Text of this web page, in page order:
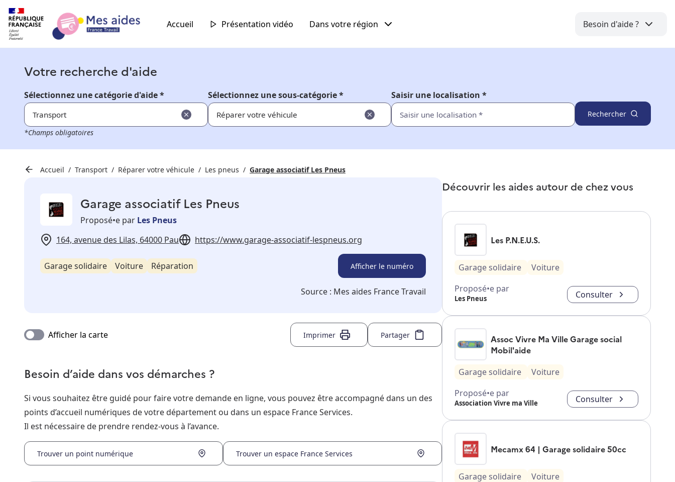
Accueil Présentation vidéo Dans votre région Besoin d'aide ?
Votre recherche d'aide
Sélectionnez une catégorie d'aide *
Transport
Sélectionnez une sous-catégorie *
Réparer votre véhicule
Saisir une localisation *
Rechercher
*Champs obligatoires
Accueil Transport Réparer votre véhicule Les pneus Garage associatif Les Pneus
Garage associatif Les Pneus
Proposé•e par Les Pneus
164, avenue des Lilas, 64000 Pau
https://www.garage-associatif-lespneus.org
Garage solidaire Voiture Réparation Afficher le numéro
Source : Mes aides France Travail
Afficher la carte Imprimer Partager
Besoin d’aide dans vos démarches ?
Si vous souhaitez être guidé pour faire votre demande en ligne, vous pouvez être accompagné dans un des
points d’accueil numériques de votre département ou dans un espace France Services.
Il est nécessaire de prendre rendez-vous à l’avance.
Trouver un point numérique Trouver un espace France Services
Découvrir les aides autour de chez vous
Les P.N.E.U.S.
Garage solidaire
Voiture
Proposé•e par
Les Pneus Consulter
Assoc Vivre Ma Ville Garage social
Mobil'aide
Garage solidaire
Voiture
Proposé•e par
Association Vivre ma Ville Consulter
Mecamx 64 | Garage solidaire 50cc
Garage solidaire
Voiture